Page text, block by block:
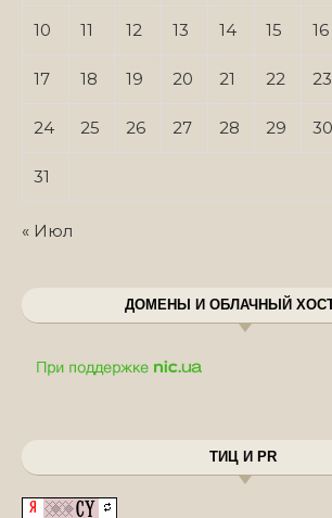
10 11 12 13 14 15 16
17 18 19 20 21 22 23
24 25 26 27 28 29 30
31
« Июл
ДОМЕНЫ И ОБЛАЧНЫЙ
ТИЦ И PR